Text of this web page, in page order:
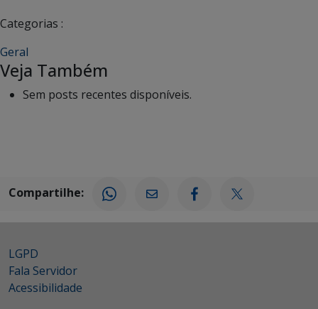
Categorias :
Geral
Veja Também
Sem posts recentes disponíveis.
Compartilhe:
LGPD
Fala Servidor
Acessibilidade